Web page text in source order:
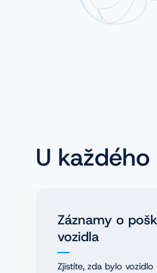
U
Záznamy o
vozidla
Zjistíte, zda bylo